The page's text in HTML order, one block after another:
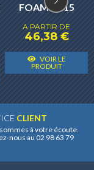
Les
FOAM-IT 15
A PARTIR DE
46,38€
VOIR LE
PRODUIT
a
CLIENT
à votre écoute.
nous au 02 98 63 79